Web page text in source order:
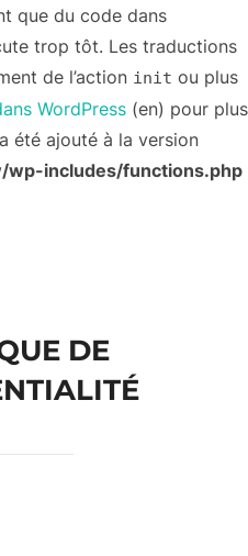
que du code dans
trop tôt. Les traductions
de l’action init ou plus
WordPress (en) pour plus
été ajouté à la version
includes/functions.php
DE